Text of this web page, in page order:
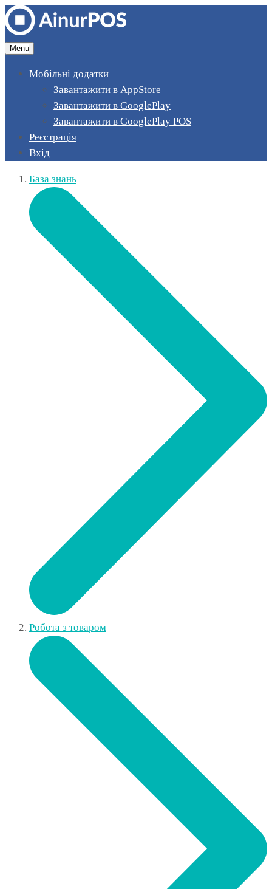
Menu
Мобільні додатки
Завантажити в AppStore
Завантажити в GooglePlay
Завантажити в GooglePlay POS
Реєстрація
Вхід
База знань
Робота з товаром